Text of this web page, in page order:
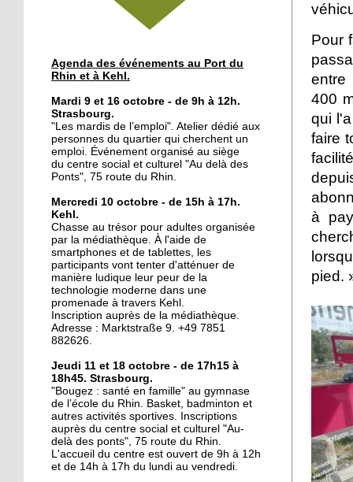
cap sur l'emploi
Le Port du Rhin, terre de
12 octobre 2018
Du lien social au petit-
déjeuner
11 octobre 2018
La ligne D sur les rails
20 octobre 2017
Le Port-du-Rhin, paradis
perdu du graffiti
strasbourgeois ?
19 octobre 2017
Mixité en construction
19 octobre 2017
Y a-t-il un interprète
dans la salle?
Agenda des événements au Port du
Rhin et à Kehl.
Mardi 9 et 16 octobre - de 9h à 12h.
Strasbourg.
"Les mardis de l’emploi". Atelier dédié aux
personnes du quartier qui cherchent un
emploi. Événement organisé au siège
du centre social et culturel "Au delà des
Ponts", 75 route du Rhin.
Mercredi 10 octobre - de 15h à 17h.
Kehl.
Chasse au trésor pour adultes organisée
par la médiathèque. À l'aide de
smartphones et de tablettes, les
participants vont tenter d'atténuer de
manière ludique leur peur de la
technologie moderne dans une
promenade à travers Kehl.
Inscription auprès de la médiathèque.
Adresse : Marktstraße 9. +49 7851
882626.
Jeudi 11 et 18 octobre - de 17h15 à
18h45. Strasbourg.
"Bougez : santé en famille" au gymnase
de l’école du Rhin. Basket, badminton et
autres activités sportives. Inscriptions
auprès du centre social et culturel "Au-
delà des ponts", 75 route du Rhin.
L'accueil du centre est ouvert de 9h à 12h
et de 14h à 17h du lundi au vendredi.
Pour
entre
400
qui
faire
à
pied.